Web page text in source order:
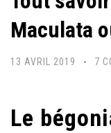
Maculata
13 AVRIL 2019 7
Le